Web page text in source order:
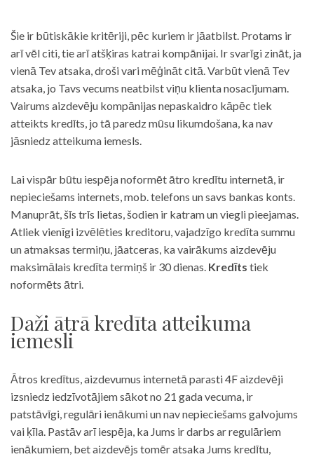
Šie ir būtiskākie kritēriji, pēc kuriem ir jāatbilst. Protams ir
arī vēl citi, tie arī atšķiras katrai kompānijai. Ir svarīgi zināt, ja
vienā Tev atsaka, droši vari mēģināt citā. Varbūt vienā Tev
atsaka, jo Tavs vecums neatbilst viņu klienta nosacījumam.
Vairums aizdevēju kompānijas nepaskaidro kāpēc tiek
atteikts kredīts, jo tā paredz mūsu likumdošana, ka nav
jāsniedz atteikuma iemesls.
Lai vispār būtu iespēja noformēt ātro kredītu internetā, ir
nepieciešams internets, mob. telefons un savs bankas konts.
Manuprāt, šīs trīs lietas, šodien ir katram un viegli pieejamas.
Atliek vienīgi izvēlēties kreditoru, vajadzīgo kredīta summu
un atmaksas termiņu, jāatceras, ka vairākums aizdevēju
maksimālais kredīta termiņš ir 30 dienas. Kredīts tiek
noformēts ātri.
Daži ātrā kredīta atteikuma
iemesli
Ātros kredītus, aizdevumus internetā parasti 4F aizdevēji
izsniedz iedzīvotājiem sākot no 21 gada vecuma, ir
patstāvīgi, regulāri ienākumi un nav nepieciešams galvojums
vai ķīla. Pastāv arī iespēja, ka Jums ir darbs ar regulāriem
ienākumiem, bet aizdevējs tomēr atsaka Jums kredītu,